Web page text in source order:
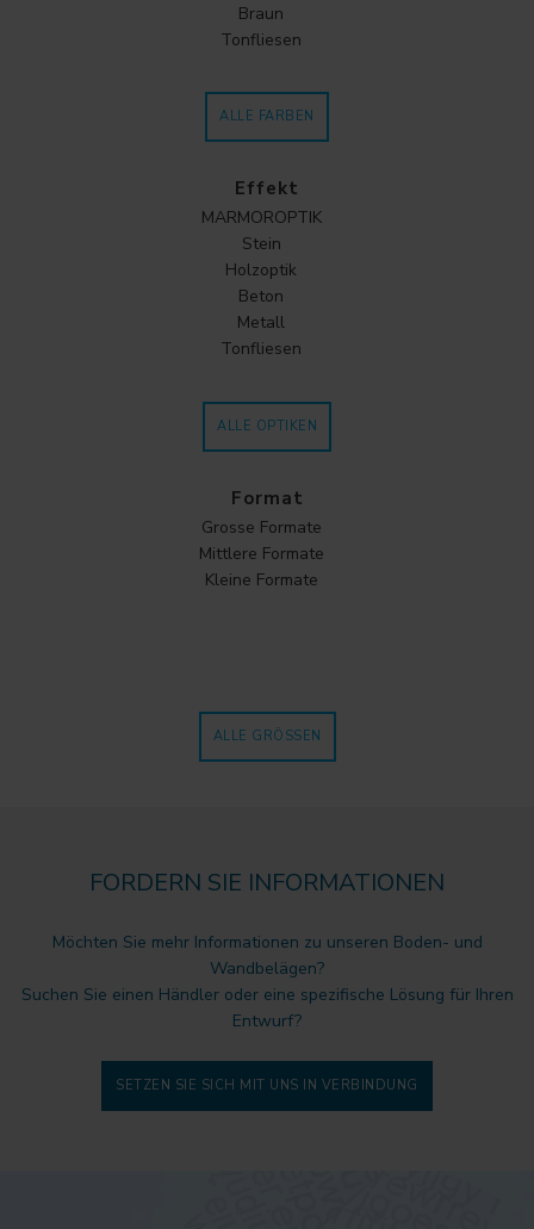
Braun
Tonfliesen
ALLE FARBEN
Effekt
MARMOROPTIK
Stein
Holzoptik
Beton
Metall
Tonfliesen
ALLE OPTIKEN
Format
Grosse Formate
Mittlere Formate
Kleine Formate
ALLE GRÖSSEN
FORDERN SIE INFORMATIONEN
Möchten Sie mehr Informationen zu unseren Boden- und
Wandbelägen?
Suchen Sie einen Händler oder eine spezifische Lösung für Ihren
Entwurf?
SETZEN SIE SICH MIT UNS IN VERBINDUNG